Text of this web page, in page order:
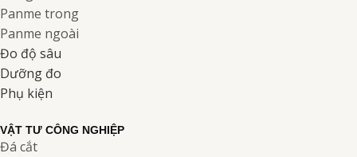
Panme trong
Panme ngoài
Đo độ sâu
Dưỡng đo
Phụ kiện
VẬT TƯ CÔNG NGHIỆP
Đá cắt